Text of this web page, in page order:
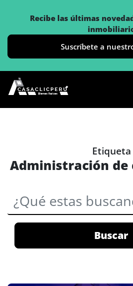
Recibe las últimas
Suscríbete a
Etiqueta
Administración de
Buscar